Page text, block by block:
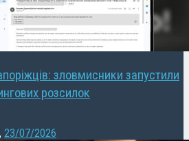
зловмисники запустили
розсилок
, 23/07/2026